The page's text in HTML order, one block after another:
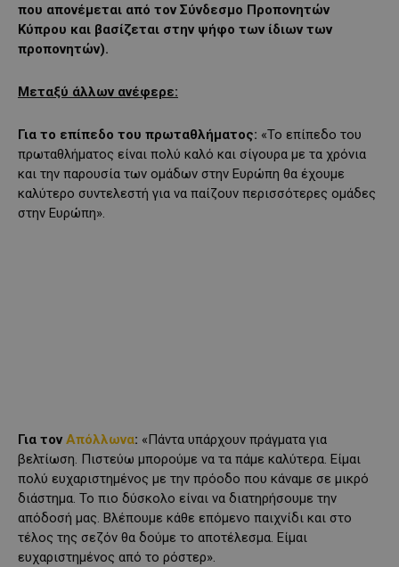
που απονέμεται από τον Σύνδεσμο Προπονητών
Κύπρου και βασίζεται στην ψήφο των ίδιων των
προπονητών).
Μεταξύ άλλων ανέφερε:
Για το επίπεδο του πρωταθλήματος: «Το επίπεδο του
πρωταθλήματος είναι πολύ καλό και σίγουρα με τα χρόνια
και την παρουσία των ομάδων στην Ευρώπη θα έχουμε
καλύτερο συντελεστή για να παίζουν περισσότερες ομάδες
στην Ευρώπη».
Για τον Απόλλωνα: «Πάντα υπάρχουν πράγματα για
βελτίωση. Πιστεύω μπορούμε να τα πάμε καλύτερα. Είμαι
πολύ ευχαριστημένος με την πρόοδο που κάναμε σε μικρό
διάστημα. Το πιο δύσκολο είναι να διατηρήσουμε την
απόδοσή μας. Βλέπουμε κάθε επόμενο παιχνίδι και στο
τέλος της σεζόν θα δούμε το αποτέλεσμα. Είμαι
ευχαριστημένος από το ρόστερ».